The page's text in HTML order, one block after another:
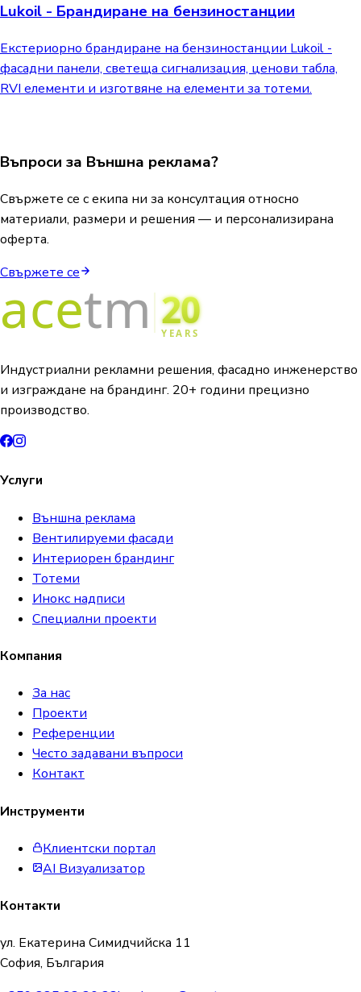
Lukoil - Брандиране на бензиностанции
Екстериорно брандиране на бензиностанции Lukoil -
фасадни панели, светеща сигнализация, ценови табла,
RVI елементи и изготвяне на елементи за тотеми.
Въпроси за Външна реклама?
Свържете се с екипа ни за консултация относно
материали, размери и решения — и персонализирана
оферта.
Свържете се
Индустриални рекламни решения, фасадно инженерство
и изграждане на брандинг. 20+ години прецизно
производство.
Услуги
Външна реклама
Вентилируеми фасади
Интериорен брандинг
Тотеми
Инокс надписи
Специални проекти
Компания
За нас
Проекти
Референции
Често задавани въпроси
Контакт
Инструменти
Клиентски портал
AI Визуализатор
Контакти
ул. Екатерина Симидчийска 11
София, България